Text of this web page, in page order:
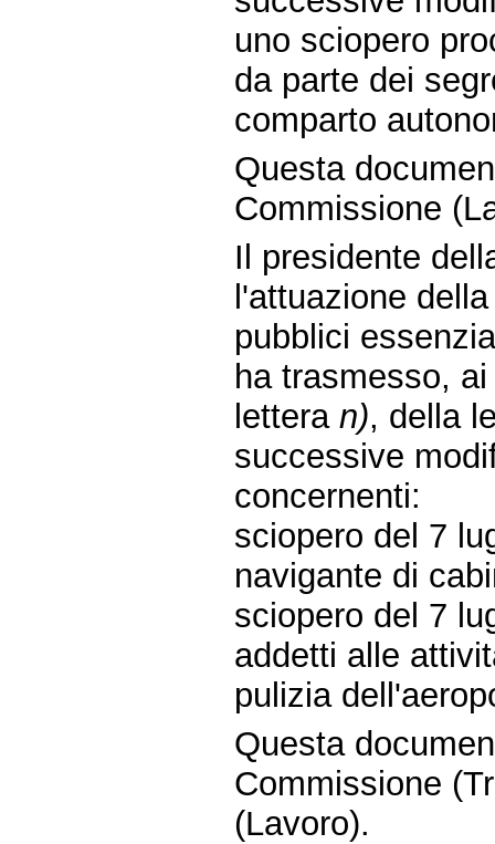
uno sciopero
da parte dei
comparto
Questa
Commissione
Il presidente
l'attuazione
pubblici
ha trasmesso,
letteran), della
successive
concernenti:
sciopero del 7
navigante di
sciopero del 7
addetti alle
pulizia
Questa
Commissione
(Lavoro).